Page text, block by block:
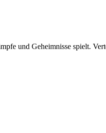
und Geheimnisse spielt.